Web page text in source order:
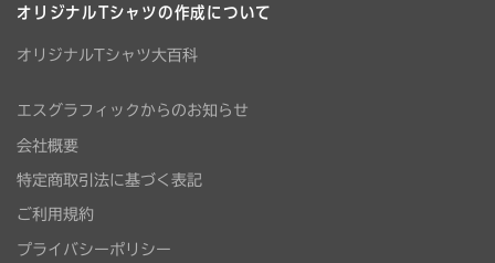
オリジナルTシャツの作成について
オリジナルTシャツ大百科
エスグラフィックからのお知らせ
会社概要
特定商取引法に基づく表記
ご利用規約
プライバシーポリシー